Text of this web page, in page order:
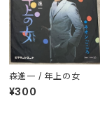
森進一 / 年上の女
¥300